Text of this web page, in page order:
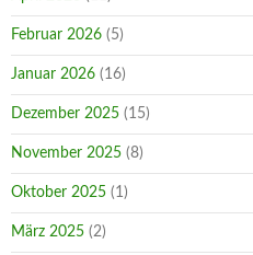
Februar 2026 (5)
Januar 2026 (16)
Dezember 2025 (15)
November 2025 (8)
Oktober 2025 (1)
März 2025 (2)